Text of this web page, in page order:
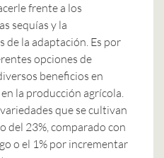
frente a los
sequías y la
de la adaptación. Es por
opciones de
beneficios en
la producción agrícola.
que se cultivan
del 23%, comparado con
o el 1% por incrementar